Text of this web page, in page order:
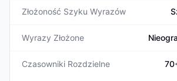
Złożoność Szyku Wyrazów
Wyrazy Złożone
Czasowniki Rozdzielne